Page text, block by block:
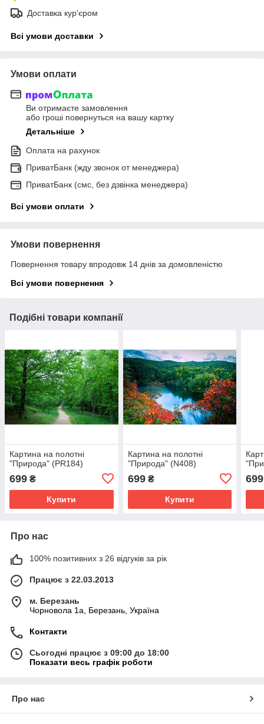
Доставка кур'єром
Всі умови доставки
Умови оплати
Ви отримаєте замовлення
або гроші повернуться на вашу картку
Детальніше
Оплата на рахунок
ПриватБанк (жду звонок от менеджера)
ПриватБанк (смс, без дзвінка менеджера)
Всі умови оплати
Умови повернення
Повернення товару впродовж 14 днів за домовленістю
Всі умови повернення
Подібні товари компанії
Картина на полотні
"Природа" (PR184)
699 ₴
Купити
Картина на полотні
"Природа" (N408)
699₴
Купити
699
Про нас
100% позитивних з 26 відгуків за рік
Працює з 22.03.2013
м. Березань
Чорновола 1а, Березань, Україна
Контакти
Сьогодні працює з 09:00 до 18:00
Показати весь графік роботи
Про нас